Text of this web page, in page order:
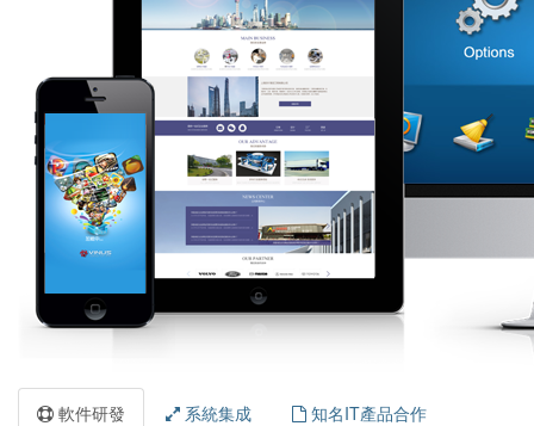
軟件研發 系統集成 知名IT產品合作